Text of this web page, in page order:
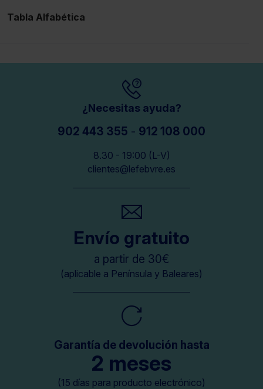
Tabla Alfabética
¿Necesitas ayuda?
902 443 355 - 912 108 000
8.30 - 19:00 (L-V)
clientes@lefebvre.es
Envío gratuito
a partir de 30€
(aplicable a Península y Baleares)
Garantía de devolución hasta
2 meses
(15 días para producto electrónico)